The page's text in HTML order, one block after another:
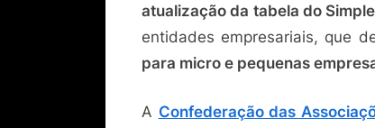
atualização da tabela do
entidades empresariais, que
para micro e pequenas
A Confederação das